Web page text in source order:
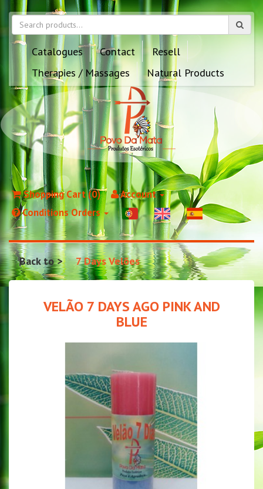
Catalogues Contact
Resell
Therapies / Massages
Natural Products
Shopping Cart (0)
Account
Conditions Orders
Back to 7 Days Velões
VELÃO 7 DAYS AGO PINK AND
BLUE